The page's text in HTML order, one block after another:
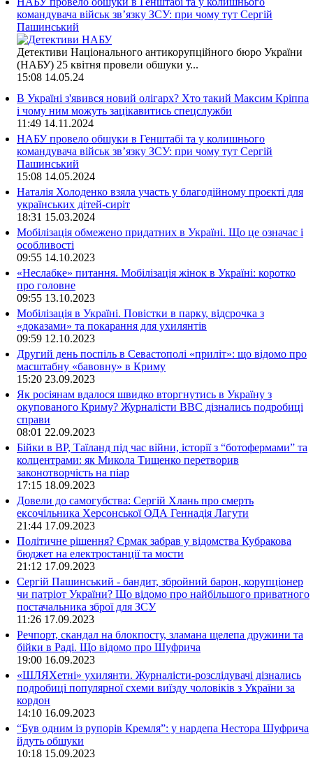
командувача військ зв’язку ЗСУ: при чому тут Сергій
Пашинський
Детективи Національного антикорупційного бюро України
(НАБУ) 25 квітня провели обшуки у...
15:08 14.05.24
В Україні з'явився новий олігарх? Хто такий Максим Кріппа
і чому ним можуть зацікавитись спецслужби
11:49 14.11.2024
НАБУ провело обшуки в Генштабі та у колишнього
командувача військ зв’язку ЗСУ: при чому тут Сергій
Пашинський
15:08 14.05.2024
Наталія Холоденко взяла участь у благодійному проєкті для
українських дітей-сиріт
18:31 15.03.2024
Мобілізація обмежено придатних в Україні. Що це означає і
особливості
09:55 14.10.2023
«Неслабке» питання. Мобілізація жінок в Україні: коротко
про головне
09:55 13.10.2023
Мобілізація в Україні. Повістки в парку, відсрочка з
«доказами» та покарання для ухилянтів
09:59 12.10.2023
Другий день поспіль в Севастополі «приліт»: що відомо про
масштабну «бавовну» в Криму
15:20 23.09.2023
Як росіянам вдалося швидко вторгнутись в Україну з
окупованого Криму? Журналісти ВВС дізнались подробиці
справи
08:01 22.09.2023
Бійки в ВР, Таїланд під час війни, історії з “ботофермами” та
колцентрами: як Микола Тищенко перетворив
законотворчість на піар
17:15 18.09.2023
Довели до самогубства: Сергій Хлань про смерть
ексочільника Херсонської ОДА Геннадія Лагути
21:44 17.09.2023
Політичне рішення? Єрмак забрав у відомства Кубракова
бюджет на електростанції та мости
21:12 17.09.2023
Сергій Пашинський - бандит, збройний барон, корупціонер
чи патріот України? Що відомо про найбільшого приватного
постачальника зброї для ЗСУ
11:26 17.09.2023
Речпорт, скандал на блокпосту, зламана щелепа дружини та
бійки в Раді. Що відомо про Шуфрича
19:00 16.09.2023
«ШЛЯХетні» ухилянти. Журналісти-розслідувачі дізнались
подробиці популярної схеми виїзду чоловіків з України за
кордон
14:10 16.09.2023
“Був одним із рупорів Кремля”: у нардепа Нестора Шуфрича
йдуть обшуки
10:18 15.09.2023